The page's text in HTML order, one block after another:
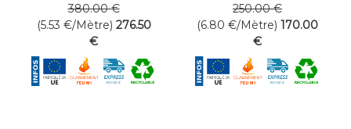
380.00 €
(5.53 €/Mètre) 276.50
€
250.00 €
(6.80 €/Mètre) 170.00
€